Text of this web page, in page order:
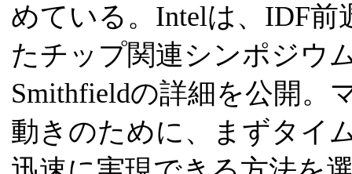
めている。Intelは、IDF
たチップ関連シンポジウ
Smithfieldの詳細を公開。
動きのために、まずタイ